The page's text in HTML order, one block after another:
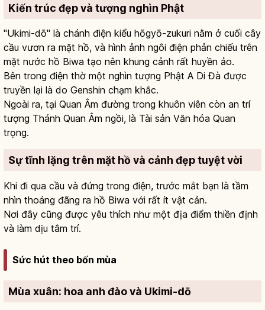
Kiến trúc đẹp và tượng nghìn Phật
"Ukimi-dō" là chánh điện kiểu hōgyō-zukuri nằm ở cuối cây
cầu vươn ra mặt hồ, và hình ảnh ngôi điện phản chiếu trên
mặt nước hồ Biwa tạo nên khung cảnh rất huyền ảo.
Bên trong điện thờ một nghìn tượng Phật A Di Đà được
truyền lại là do Genshin chạm khắc.
Ngoài ra, tại Quan Âm đường trong khuôn viên còn an trí
tượng Thánh Quan Âm ngồi, là Tài sản Văn hóa Quan
trọng.
Sự tĩnh lặng trên mặt hồ và cảnh đẹp tuyệt vời
Khi đi qua cầu và đứng trong điện, trước mắt bạn là tầm
nhìn thoáng đãng ra hồ Biwa với rất ít vật cản.
Nơi đây cũng được yêu thích như một địa điểm thiền định
và làm dịu tâm trí.
Sức hút theo bốn mùa
Mùa xuân: hoa anh đào và Ukimi-dō